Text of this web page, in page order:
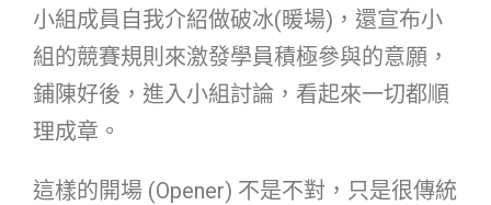
小組成員自我介紹做破冰(暖場)，還宣布小
組的競賽規則來激發學員積極參與的意願，
鋪陳好後，進入小組討論，看起來一切都順
理成章。
這樣的開場 (Opener) 不是不對，只是很傳統